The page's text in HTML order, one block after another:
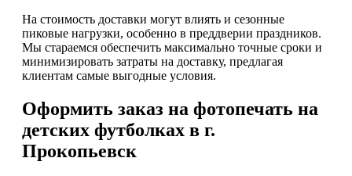
На стоимость доставки могут влиять и сезонные
пиковые нагрузки, особенно в преддверии праздников.
Мы стараемся обеспечить максимально точные сроки и
минимизировать затраты на доставку, предлагая
клиентам самые выгодные условия.
Оформить заказ на фотопечать на
детских футболках в г.
Прокопьевск